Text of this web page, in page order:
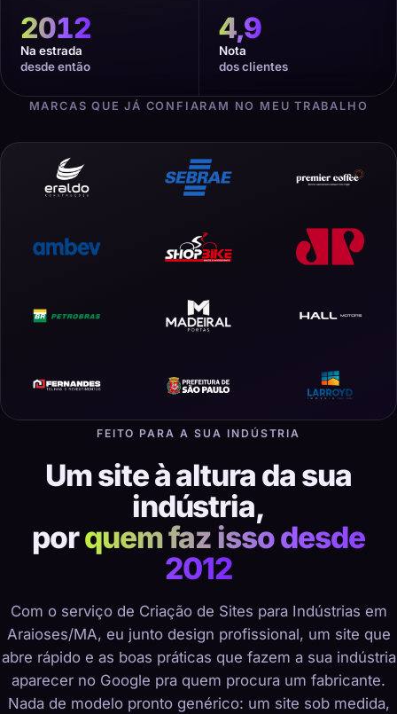
2012
Na estrada
desde então
4,9
Nota
dos clientes
MARCAS QUE JÁ CONFIARAM NO MEU TRABALHO
FEITO PARA A SUA INDÚSTRIA
Um site à altura da sua
indústria,
porquem faz isso desde
2012
Com o serviço de Criação de Sites para Indústrias em
Araioses/MA, eu junto design profissional, um site que
abre rápido e as boas práticas que fazem a sua indústria
aparecer no Google pra quem procura um fabricante.
Nada de modelo pronto genérico: um site sob medida,